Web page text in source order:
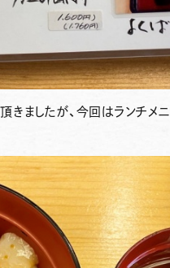
きましたが、今回はランチメ